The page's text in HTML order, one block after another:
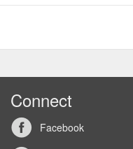
Connect
Facebook